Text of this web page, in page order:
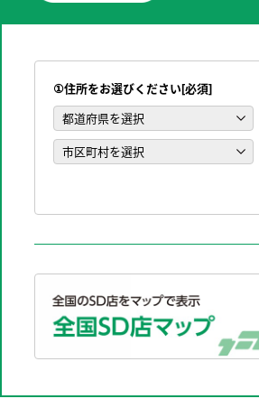
①住所をお選びください[必須]